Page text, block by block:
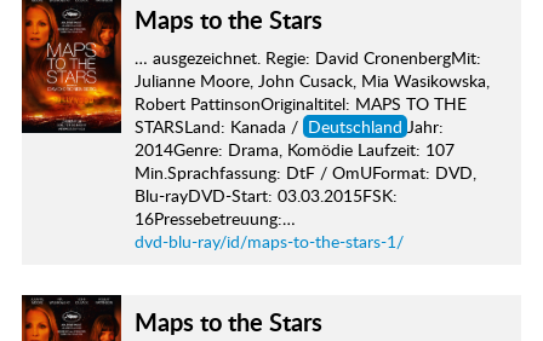
Maps to the Stars
… ausgezeichnet. Regie: David CronenbergMit:
Julianne Moore, John Cusack, Mia Wasikowska,
Robert PattinsonOriginaltitel: MAPS TO THE
STARSLand: Kanada / Deutschland Jahr:
2014Genre: Drama, Komödie Laufzeit: 107
Min.Sprachfassung: DtF / OmUFormat: DVD,
Blu-rayDVD-Start: 03.03.2015FSK:
16Pressebetreuung:…
dvd-blu-ray/id/maps-to-the-stars-1/
Maps to the Stars